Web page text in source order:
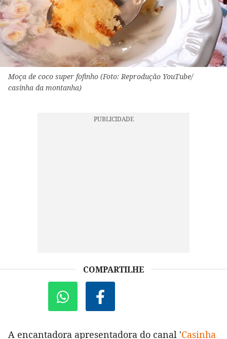
Moça de coco super fofinho (Foto: Reprodução YouTube/
casinha da montanha)
COMPARTILHE
A encantadora apresentadora do canal 'Casinha